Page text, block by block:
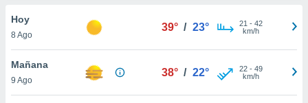
en
y
Hoy
8 Ago
39° / 23° 21 - 42
km/h
Mañana
9 Ago
38° / 22° 22- 49
km/h